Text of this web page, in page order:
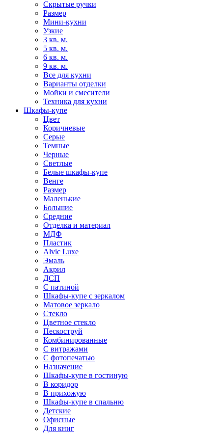
Скрытые ручки
Размер
Мини-кухни
Узкие
3 кв. м.
5 кв. м.
6 кв. м.
9 кв. м.
Все для кухни
Варианты отделки
Мойки и смесители
Техника для кухни
Шкафы-купе
Цвет
Коричневые
Серые
Темные
Черные
Светлые
Белые шкафы-купе
Венге
Размер
Маленькие
Большие
Средние
Отделка и материал
МДФ
Пластик
Alvic Luxe
Эмаль
Акрил
ДСП
С патиной
Шкафы-купе с зеркалом
Матовое зеркало
Стекло
Цветное стекло
Пескоструй
Комбинированные
С витражами
С фотопечатью
Назначение
Шкафы-купе в гостиную
В коридор
В прихожую
Шкафы-купе в спальню
Детские
Офисные
Для книг